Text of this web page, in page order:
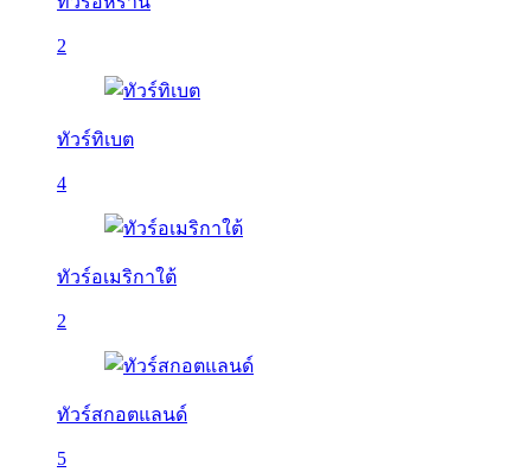
2
ทัวร์ทิเบต
4
ทัวร์อเมริกาใต้
2
ทัวร์สกอตแลนด์
5